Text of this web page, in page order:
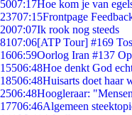
5007:17Hoe kom je van
23707:15Frontpage
2007:07Ik rook nog steeds
8107:06[ATP Tour] #169
1606:59Oorlog Iran #137
15506:48Hoe denkt God
18506:48Huisarts doet haar
2506:48Hoogleraar:
17706:46Algemeen